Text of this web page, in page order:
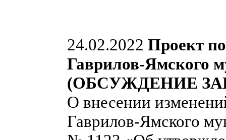
24.02.2022 Проект
Гаврилов-Ямского
(ОБСУЖДЕНИЕ
О внесении
Гаврилов-Ямского